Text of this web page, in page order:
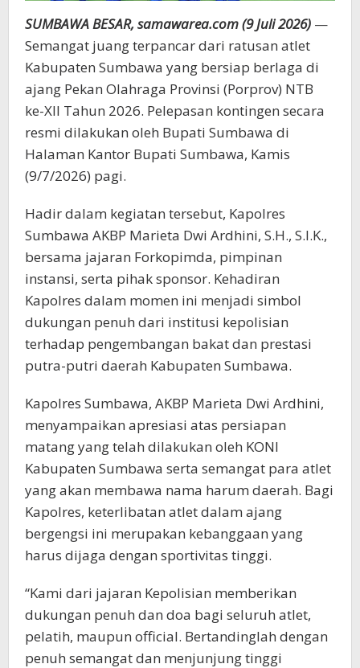
SUMBAWA BESAR, samawarea.com (9 Juli 2026) —
Semangat juang terpancar dari ratusan atlet
Kabupaten Sumbawa yang bersiap berlaga di
ajang Pekan Olahraga Provinsi (Porprov) NTB
ke-XII Tahun 2026. Pelepasan kontingen secara
resmi dilakukan oleh Bupati Sumbawa di
Halaman Kantor Bupati Sumbawa, Kamis
(9/7/2026) pagi.
Hadir dalam kegiatan tersebut, Kapolres
Sumbawa AKBP Marieta Dwi Ardhini, S.H., S.I.K.,
bersama jajaran Forkopimda, pimpinan
instansi, serta pihak sponsor. Kehadiran
Kapolres dalam momen ini menjadi simbol
dukungan penuh dari institusi kepolisian
terhadap pengembangan bakat dan prestasi
putra-putri daerah Kabupaten Sumbawa.
Kapolres Sumbawa, AKBP Marieta Dwi Ardhini,
menyampaikan apresiasi atas persiapan
matang yang telah dilakukan oleh KONI
Kabupaten Sumbawa serta semangat para atlet
yang akan membawa nama harum daerah. Bagi
Kapolres, keterlibatan atlet dalam ajang
bergengsi ini merupakan kebanggaan yang
harus dijaga dengan sportivitas tinggi.
“Kami dari jajaran Kepolisian memberikan
dukungan penuh dan doa bagi seluruh atlet,
pelatih, maupun official. Bertandinglah dengan
penuh semangat dan menjunjung tinggi